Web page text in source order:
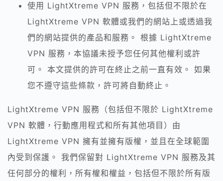
使用 LightXtreme VPN 服務，包括但不限於在
LightXtreme VPN 軟體或我們的網站上或透過我
們的網站提供的產品和服務。 根據 LightXtreme
VPN 服務，本協議未授予您任何其他權利或許
可。 本文提供的許可在終止之前一直有效。 如果
您不遵守這些條款，許可將自動終止。
LightXtreme VPN 服務（包括但不限於 LightXtreme
VPN 軟體，行動應用程式和所有其他項目）由
LightXtreme VPN 擁有並擁有版權，並且在全球範圍
內受到保護。 我們保留對 LightXtreme VPN 服務及其
任何部分的權利，所有權和權益，包括但不限於所有版